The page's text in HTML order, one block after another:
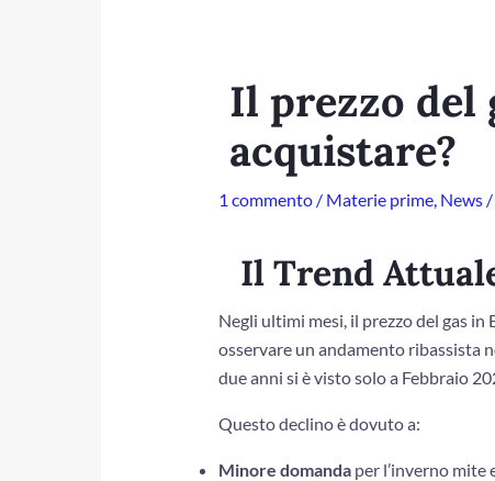
Il prezzo del
acquistare?
1 commento / Materie prime, News/
Il Trend
Negli ultimi mesi, il prezzo del gas
osservare un andamento ribassista
due anni si è visto solo a Febbraio
Questo declino è dovuto a:
Minore domandaper l’inverno mite